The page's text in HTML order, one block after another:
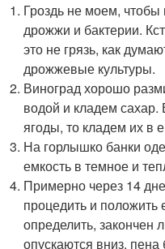
Гроздь не моем,
дрожжи и бактерии.
это не грязь, как
дрожжевые культуры.
Виноград хорошо
водой и кладем
ягоды, то кладем их в
На горлышко банки
емкость в темное и
Примерно через 14
процедить и
определить, закончен
опускаются вниз,